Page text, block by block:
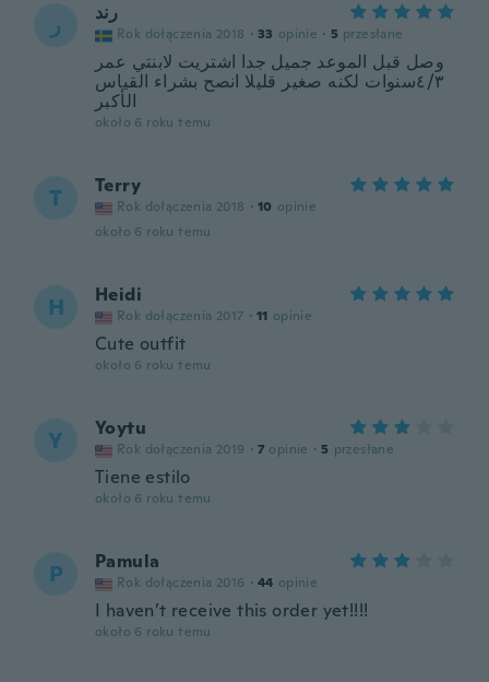
ر رند
Rok dołączenia 2018 · 33 opinie · 5 przesłane
وصل قبل الموعد جميل جدا اشتريت لابنتي عمر
٤/٣سنوات لكنه صغير قليلا انصح بشراء القياس
الأكبر
około 6 roku temu
T Terry
Rok dołączenia 2018 · 10 opinie
około 6 roku temu
H Heidi
Rok dołączenia 2017 · 11 opinie
Cute outfit
około 6 roku temu
Y Yoytu
Rok dołączenia 2019 · 7 opinie · 5 przesłane
Tiene estilo
około 6 roku temu
P Pamula
Rok dołączenia 2016 · 44 opinie
I haven’t receive this order yet!!!!
około 6 roku temu